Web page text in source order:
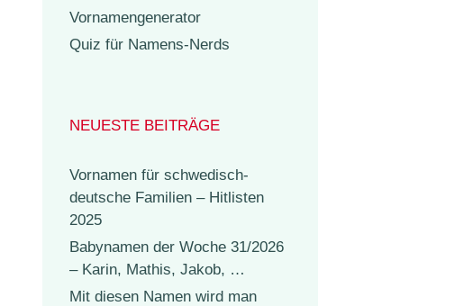
Vornamengenerator
Quiz für Namens-Nerds
NEUESTE BEITRÄGE
Vornamen für schwedisch-
deutsche Familien – Hitlisten
2025
Babynamen der Woche 31/2026
– Karin, Mathis, Jakob, …
Mit diesen Namen wird man